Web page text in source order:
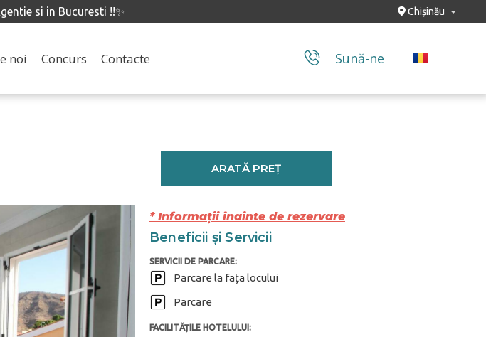
si in Bucuresti !!✨ Chișinău
noi Concurs Contacte Sună-ne
ARATĂ PREȚ
* Informații înainte de rezervare
Beneficii și Servicii
SERVICII DE PARCARE:
Parcare la fața locului
Parcare
FACILITĂȚILE HOTELULUI: